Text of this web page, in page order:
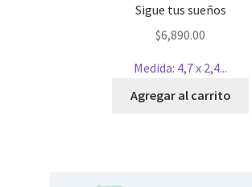
Sigue tus sueños
$6,890.00
Medida: 4,7 x 2,4...
Agregar al carrito